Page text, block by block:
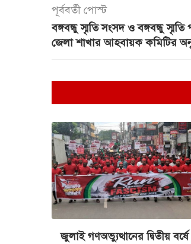
পূর্ববর্তী পোস্ট
বঙ্গবন্ধু স্মৃতি সংসদ ও বঙ্গবন্ধু স্মৃতি
জেলা শাখার আহবায়ক কমিটির
জুলাই গণঅভ্যুত্থানের দ্বিতীয় বর্ষে